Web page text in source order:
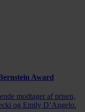
Award
modtager af prisen,
og Emily D’Angelo.